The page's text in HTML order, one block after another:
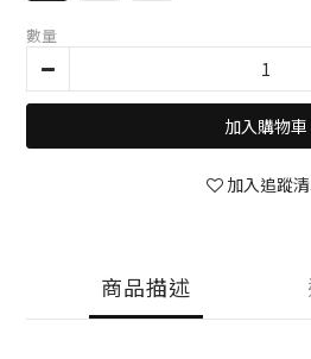
數量
加入購物車
加入追蹤
商品描述